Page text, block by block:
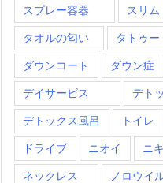
スプレー容器 スリム
タオルの匂い タトゥー
ダウンコート ダウン症
デイサービス デト
デトックス風呂 トイレ
ドライブ ニオイ ニ
ネックレス ノロウイ